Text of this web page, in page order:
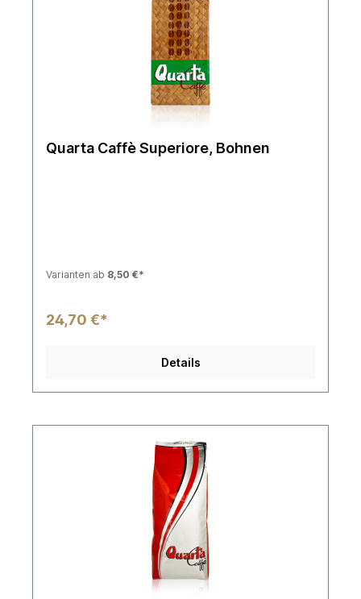
Quarta Caffè Superiore, Bohnen
Varianten ab 8,50 €*
24,70 €*
Details